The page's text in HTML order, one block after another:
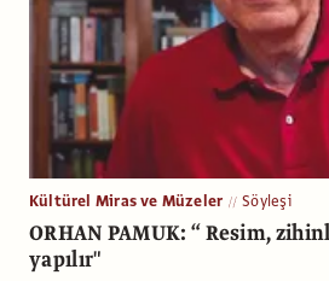
Kültürel Miras ve Müzeler Söyleşi
ORHAN PAMUK: “ Resim,
yapılır"